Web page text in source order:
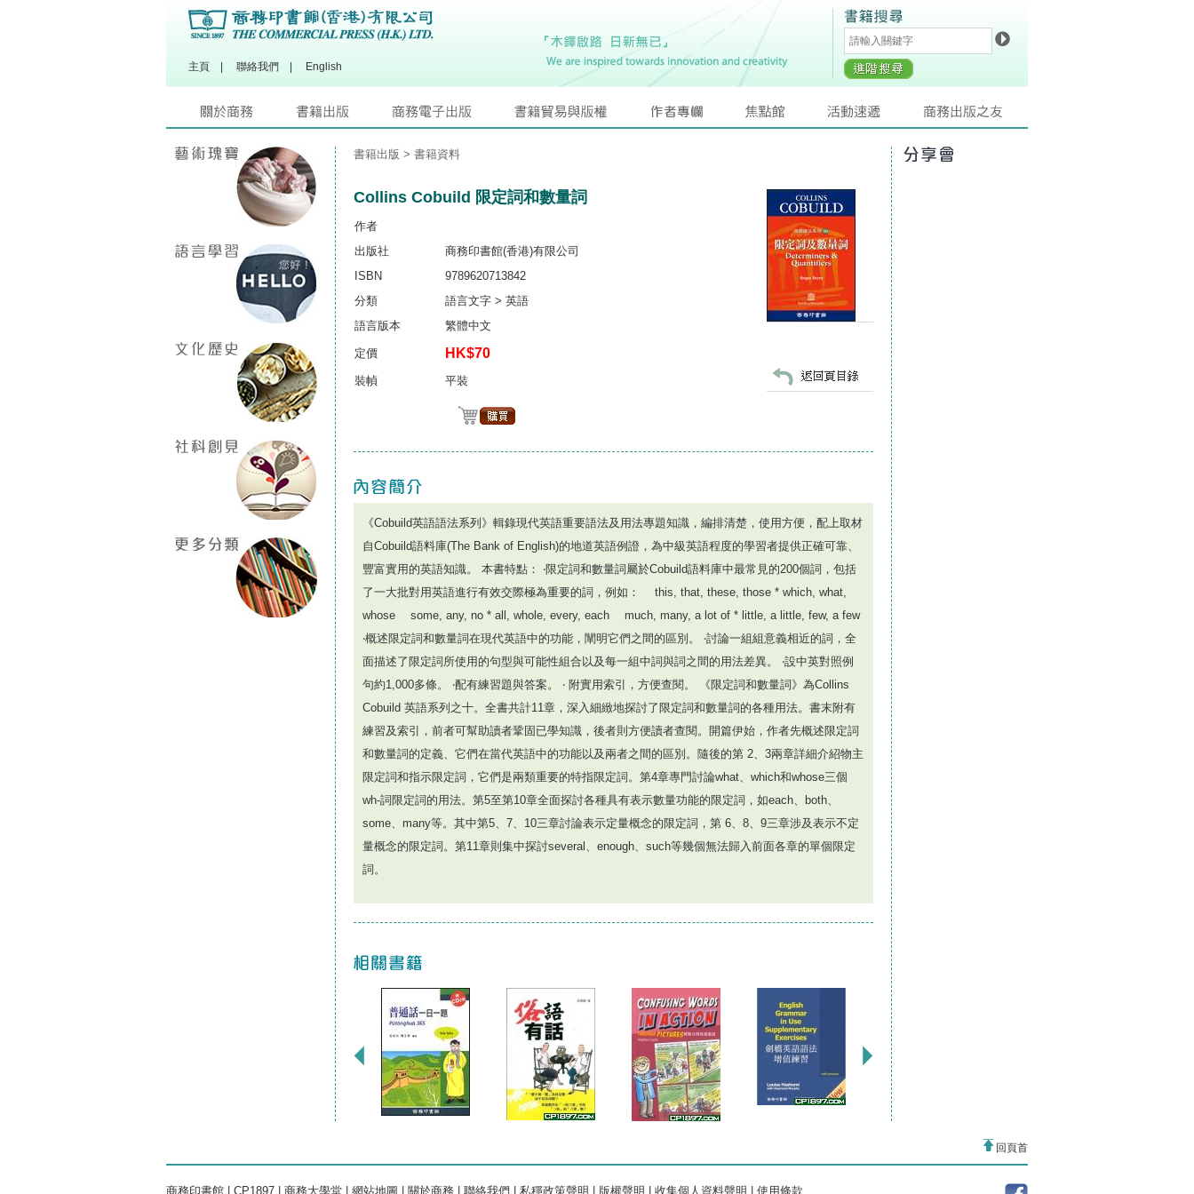
主頁 聯絡我們 English
書籍出版 > 書籍資料
Collins Cobuild 限定詞和數量詞
作者
出版社
商務印書館(香港)有限公司
ISBN
9789620713842
分類
語言文字 > 英語
語言版本
繁體中文
定價 HK$70
裝幀 平裝
《Cobuild英語語法系列》輯錄現代英語重要語法及用法專題知識，編排清楚，使用方便，配上取材
自Cobuild語料庫(The Bank of English)的地道英語例證，為中級英語程度的學習者提供正確可靠、
豐富實用的英語知識。 本書特點： ‧限定詞和數量詞屬於Cobuild語料庫中最常見的200個詞，包括
了一大批對用英語進行有效交際極為重要的詞，例如： this, that, these, those * which, what,
whose some, any, no * all, whole, every, each much, many, a lot of * little, a little, few, a few
‧概述限定詞和數量詞在現代英語中的功能，闡明它們之間的區別。 ‧討論一組組意義相近的詞，全
面描述了限定詞所使用的句型與可能性組合以及每一組中詞與詞之間的用法差異。 ‧設中英對照例
句約1,000多條。 ‧配有練習題與答案。 ‧ 附實用索引，方便查閱。 《限定詞和數量詞》為Collins
Cobuild 英語系列之十。全書共計11章，深入細緻地探討了限定詞和數量詞的各種用法。書末附有
練習及索引，前者可幫助讀者鞏固已學知識，後者則方便讀者查閱。開篇伊始，作者先概述限定詞
和數量詞的定義、它們在當代英語中的功能以及兩者之間的區別。隨後的第 2、3兩章詳細介紹物主
限定詞和指示限定詞，它們是兩類重要的特指限定詞。第4章專門討論what、which和whose三個
wh-詞限定詞的用法。第5至第10章全面探討各種具有表示數量功能的限定詞，如each、both、
some、many等。其中第5、7、10三章討論表示定量概念的限定詞，第 6、8、9三章涉及表示不定
量概念的限定詞。第11章則集中探討several、enough、such等幾個無法歸入前面各章的單個限定
詞。
回頁首
商務印書館 CP1897 商務大學堂 網站地圖 關於商務 聯絡我們 私穩政策聲明 版權聲明 收集個人資料聲明 使用條款